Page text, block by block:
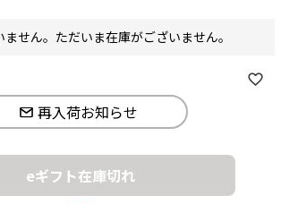
せん。ただいま在庫がございません。
再入荷お知らせ
eギフト在庫切れ